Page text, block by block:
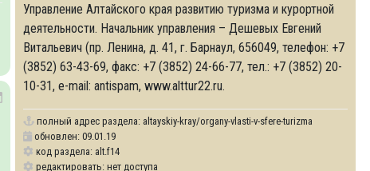
Управление Алтайского края развитию туризма и курортной
деятельности. Начальник управления – Дешевых Евгений
Витальевич (пр. Ленина, д. 41, г. Барнаул, 656049, телефон: +7
(3852) 63-43-69, факс: +7 (3852) 24-66-77, тел.: +7 (3852) 20-
10-31, е-mail: antispam, www.alttur22.ru.
полный адрес раздела: altayskiy-kray/organy-vlasti-v-sfere-turizma
обновлен: 09.01.19
код раздела: alt.f14
редактировать: нет доступа